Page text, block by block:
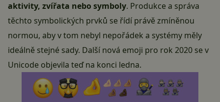
aktivity, zvířata nebo symboly. Produkce a správa
těchto symbolických prvků se řídí právě zmíněnou
normou, aby v tom nebyl nepořádek a systémy měly
ideálně stejné sady. Další nová emoji pro rok 2020 se v
Unicode objevila teď na konci ledna.